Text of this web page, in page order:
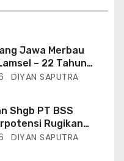
Jawa Merbau
– 22 Tahun
Agustina Viral Di
Kursi Roda
Perwakilan
Media
Meminta Pemda
DIYAN SAPUTRA
Shgb PT BSS
Rugikan
ATR/BPN Di
Jakarta
DIYAN SAPUTRA